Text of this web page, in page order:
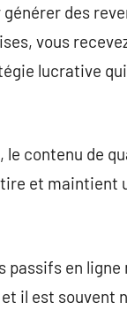
des
vous
lucrative
contenu de
et maintient
en
il est souvent